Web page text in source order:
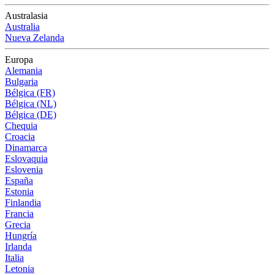
Australasia
Australia
Nueva Zelanda
Europa
Alemania
Bulgaria
Bélgica (FR)
Bélgica (NL)
Bélgica (DE)
Chequia
Croacia
Dinamarca
Eslovaquia
Eslovenia
España
Estonia
Finlandia
Francia
Grecia
Hungría
Irlanda
Italia
Letonia